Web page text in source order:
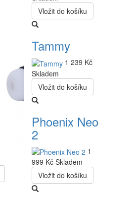
Vložit do košíku
Tammy
1 239 Kč
Skladem
Vložit do košíku
Phoenix Neo
2
1
999 Kč Skladem
Vložit do košíku